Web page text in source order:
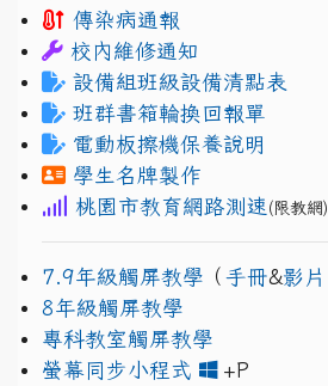
傳染病通報
校內維修通知
設備組班級設備清點表
班群書箱輪換回報單
電動板擦機保養說明
學生名牌製作
桃園市教育網路測速 (限教網)
7.9年級觸屏教學 （ 手冊&影片
8年級觸屏教學
專科教室觸屏教學
螢幕同步小程式
+P